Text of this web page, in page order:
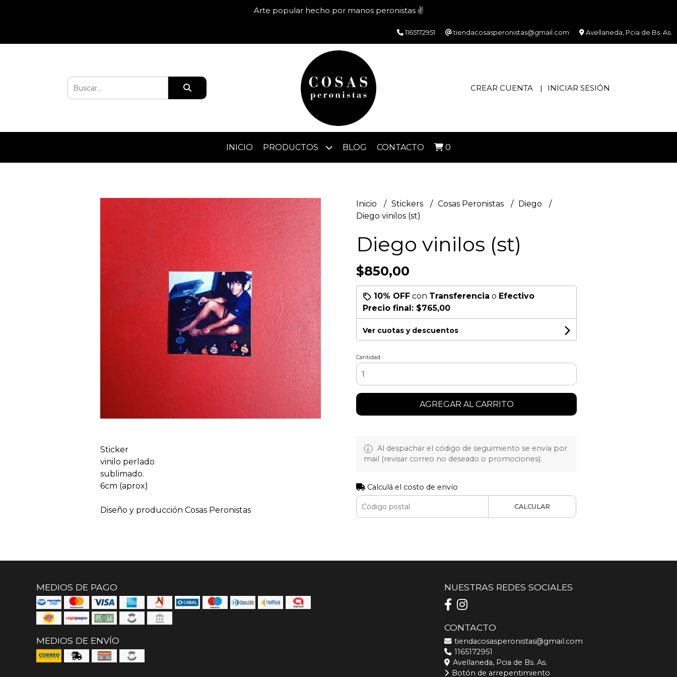
Arte popular hecho por manos peronistas ✌️
1165172951 tiendacosasperonistas@gmail.com Avellaneda, Pcia de Bs. As.
CREAR CUENTA INICIAR SESIÓN
INICIO PRODUCTOS BLOG CONTACTO 0
Sticker
vinilo perlado
sublimado.
6cm (aprox)
Diseño y producción Cosas Peronistas
Inicio Stickers Cosas Peronistas
Diego
Diego vinilos (st)
Diego vinilos (st)
$850,00
10% OFF con Transferencia o Efectivo
Precio final: $765,00
Ver cuotas y descuentos
Cantidad
AGREGAR AL CARRITO
Al despachar el código de seguimiento se envía por
mail (revisar correo no deseado o promociones).
Calculá el costo de envío
CALCULAR
MEDIOS DE PAGO
MEDIOS DE ENVÍO
NUESTRAS REDES SOCIALES
CONTACTO
tiendacosasperonistas@gmail.com
1165172951
Avellaneda, Pcia de Bs. As.
Botón de arrepentimiento